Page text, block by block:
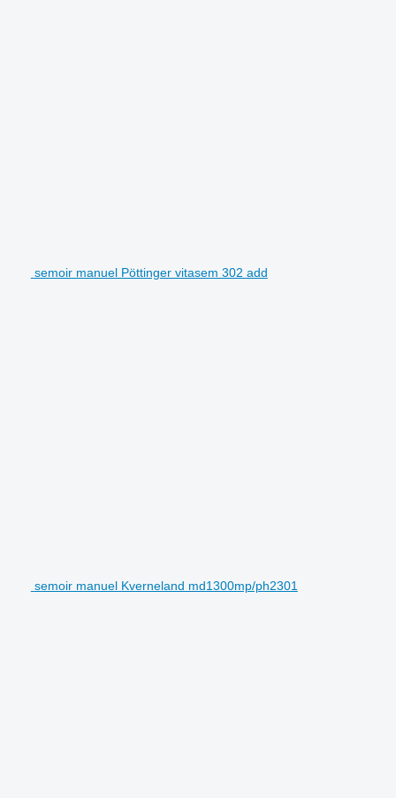
semoir manuel Pöttinger vitasem 302 add
semoir manuel Kverneland md1300mp/ph2301